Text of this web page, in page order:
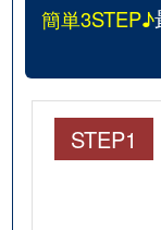
簡単3STEP♪
STEP1